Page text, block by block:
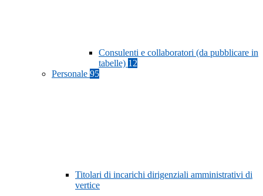
Consulenti e collaboratori (da pubblicare in
tabelle) 12
Personale 95
Titolari di incarichi dirigenziali amministrativi di
vertice